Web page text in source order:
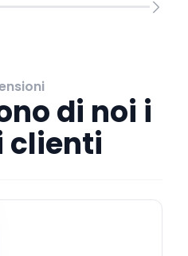
di noi i
clienti